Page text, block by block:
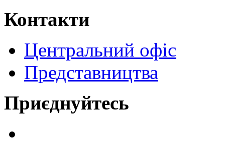
Контакти
Центральний офіс
Представництва
Приєднуйтесь